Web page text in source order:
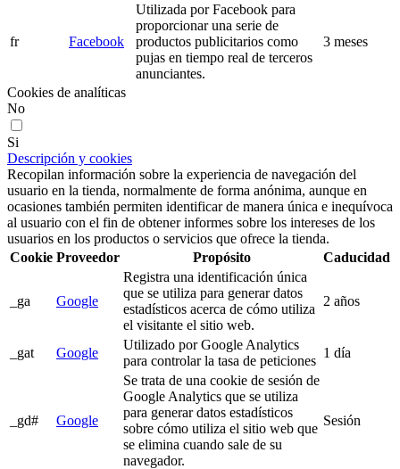
fr Facebook
Utilizada por Facebook para
proporcionar una serie de
productos publicitarios como
pujas en tiempo real de terceros
anunciantes.
3 meses
Cookies de analíticas
No
Si
Descripción y cookies
Recopilan información sobre la experiencia de navegación del
usuario en la tienda, normalmente de forma anónima, aunque en
ocasiones también permiten identificar de manera única e inequívoca
al usuario con el fin de obtener informes sobre los intereses de los
usuarios en los productos o servicios que ofrece la tienda.
Cookie Proveedor Propósito Caducidad
_ga Google
Registra una identificación única
que se utiliza para generar datos
estadísticos acerca de cómo utiliza
el visitante el sitio web.
2 años
_gat Google
Utilizado por Google Analytics
para controlar la tasa de peticiones
1 día
_gd# Google
Se trata de una cookie de sesión de
Google Analytics que se utiliza
para generar datos estadísticos
sobre cómo utiliza el sitio web que
se elimina cuando sale de su
navegador.
Sesión